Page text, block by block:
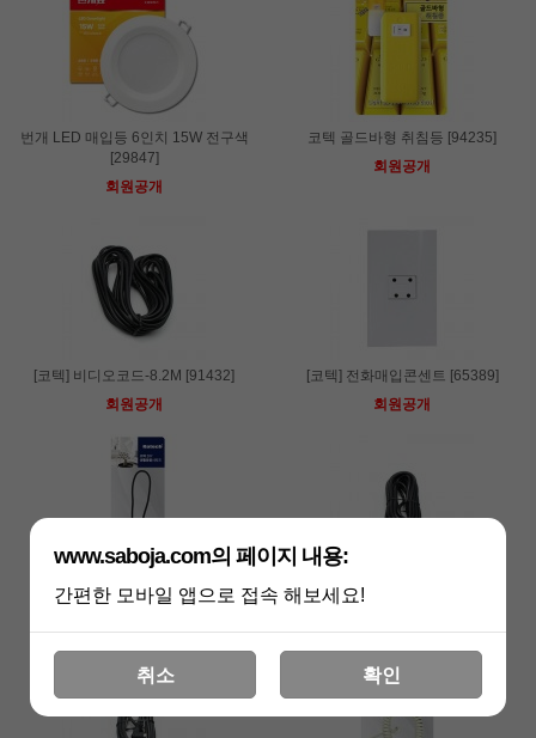
번개 LED 매입등 6인치 15W 전구색
[29847]
회원공개
코텍 골드바형 취침등 [94235]
회원공개
[코텍] 비디오코드-8.2M [91432]
회원공개
[코텍] 전화매입콘센트 [65389]
회원공개
[코텍] 방수소켓 [67161]
[코텍] 비디오잭4.5K [68236]
www.saboja.com의 페이지 내용:
간편한 모바일 앱으로 접속 해보세요!
취소 확인